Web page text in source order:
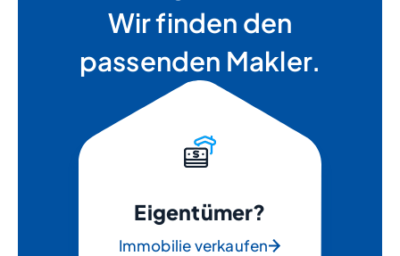
Wir finden den
passenden Makler.
Eigentümer?
Immobilie verkaufen